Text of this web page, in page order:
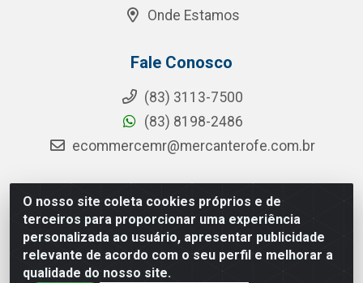
O nosso site coleta cookies próprios e de
terceiros para proporcionar uma experiência
personalizada ao usuário, apresentar publicidade
relevante de acordo com o seu perfil e melhorar a
qualidade do nosso site.
Onde Estamos
Fale Conosco
(83) 3113-7500
(83) 8198-2486
ecommercemr@mercanterofe.com.br
MR Distribuidora - Rua Hortêncio Ribeiro de Luna, 3777 -
Distrito Industrial, João Pessoa/PB - CEP 58081-400 -
CNPJ 35.428.312/0001-85